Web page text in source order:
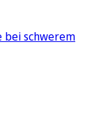
bei schwerem